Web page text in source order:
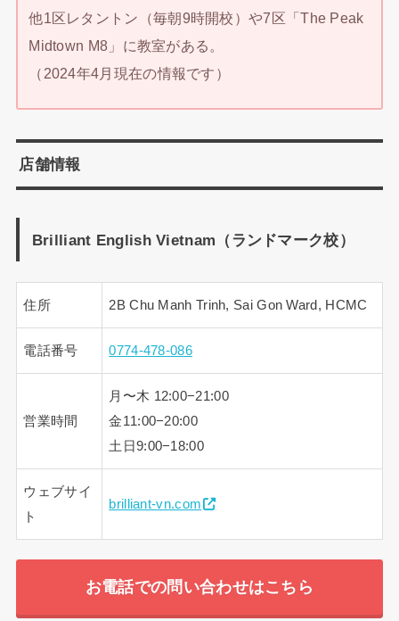
他1区レタントン（毎朝9時開校）や7区「The Peak
Midtown M8」に教室がある。
（2024年4月現在の情報です）
店舗情報
Brilliant English Vietnam（ランドマーク校）
住所 2B Chu Manh Trinh, Sai Gon Ward, HCMC
電話番号 0774-478-086
営業時間
月〜木 12:00−21:00
金11:00−20:00
土日9:00−18:00
ウェブサイ
ト
brilliant-vn.com
お電話での問い合わせはこちら